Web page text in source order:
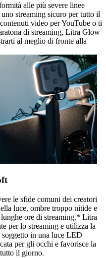
alle più severe linee
streaming sicuro per tutto il
video per YouTube o ti
di streaming, Litra Glow
al meglio di fronte alla
le sfide comuni dei creatori
luce, ombre troppo nitide e
ore di streaming.* Litra
per lo streaming e utilizza la
in una luce LED
per gli occhi e favorisce la
il giorno.